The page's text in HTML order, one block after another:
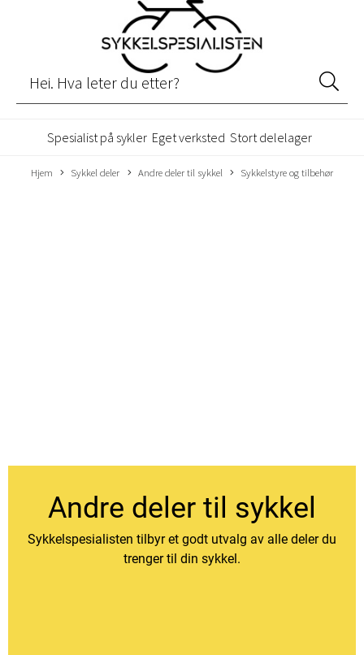
Spesialist på sykler Eget verksted Stort delelager
Hjem Sykkel deler Andre deler til sykkel Sykkelstyre og tilbehør
Andre deler til sykkel
Sykkelspesialisten tilbyr et godt utvalg av alle deler du
trenger til din sykkel.